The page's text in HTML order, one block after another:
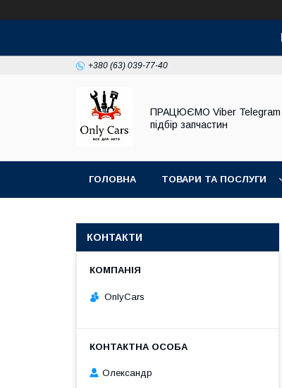
+380 (63) 039-77-40
ПРАЦЮЄМО Viber Telegram
підбір запчастин
ГОЛОВНА ТОВАРИ ТА ПОСЛУГИ
КОНТАКТИ
OnlyCars
Олександр